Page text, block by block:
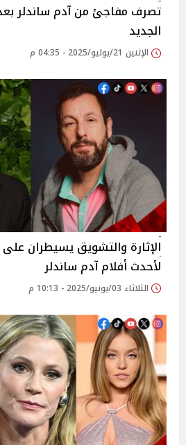
تصرف مفاجئ من آدم ساندلر
الجديد
الإثنين 21/يوليو/2025 - 04:35 م
الإثارة والتشويق يسيطران
لأحدث أفلام آدم ساندلر
الثلاثاء 03/يونيو/2025 - 10:13 م